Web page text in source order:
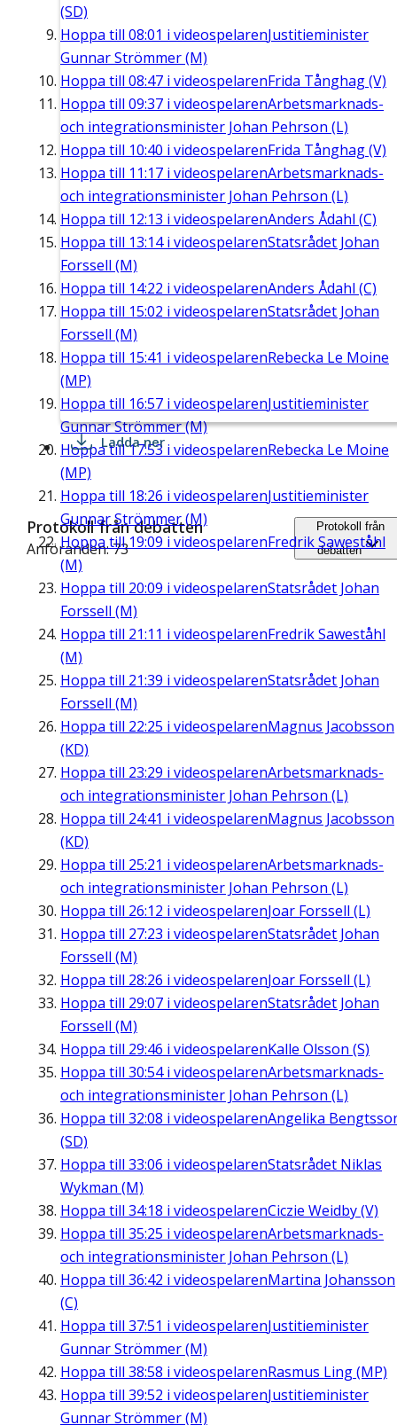
(SD)
Hoppa till 08:01 i videospelarenJustitieminister
Gunnar Strömmer (M)
Hoppa till 08:47 i videospelarenFrida Tånghag (V)
Hoppa till 09:37 i videospelarenArbetsmarknads-
och integrationsminister Johan Pehrson (L)
Hoppa till 10:40 i videospelarenFrida Tånghag (V)
Hoppa till 11:17 i videospelarenArbetsmarknads-
och integrationsminister Johan Pehrson (L)
Hoppa till 12:13 i videospelarenAnders Ådahl (C)
Hoppa till 13:14i videospelarenStatsrådet Johan
Forssell (M)
Hoppa till 14:22 i videospelarenAnders Ådahl (C)
Hoppa till 15:02 i videospelarenStatsrådet Johan
Forssell (M)
Hoppa till 15:41 i videospelarenRebecka Le Moine
(MP)
Hoppa till 16:57 i videospelarenJustitieminister
Gunnar Strömmer (M)
Hoppa till17:53 i videospelarenRebecka Le Moine
(MP)
Hoppa till 18:26 i videospelarenJustitieminister
Gunnar Strömmer (M)
Hoppa till19:09 i videospelarenFredrik Saweståhl
(M)
Hoppa till 20:09 i videospelarenStatsrådet Johan
Forssell (M)
Hoppa till 21:11 i videospelarenFredrik Saweståhl
(M)
Hoppa till 21:39 i videospelarenStatsrådet Johan
Forssell (M)
Hoppa till 22:25 i videospelarenMagnus Jacobsson
(KD)
Hoppa till 23:29 i videospelarenArbetsmarknads-
och integrationsminister Johan Pehrson (L)
Hoppa till 24:41 i videospelarenMagnus Jacobsson
(KD)
Hoppa till 25:21 i videospelarenArbetsmarknads-
och integrationsminister Johan Pehrson (L)
Hoppa till 26:12 i videospelarenJoar Forssell (L)
Hoppa till 27:23 i videospelarenStatsrådet Johan
Forssell (M)
Hoppa till 28:26 i videospelarenJoar Forssell (L)
Hoppa till 29:07 i videospelarenStatsrådet Johan
Forssell (M)
Hoppa till 29:46 i videospelarenKalle Olsson (S)
Hoppa till 30:54i videospelarenArbetsmarknads-
och integrationsminister Johan Pehrson (L)
Hoppa till 32:08 i videospelarenAngelika
(SD)
Hoppa till 33:06 i videospelarenStatsrådet Niklas
Wykman (M)
Hoppa till 34:18 i videospelarenCiczie Weidby (V)
Hoppa till 35:25 i videospelarenArbetsmarknads-
och integrationsminister Johan Pehrson (L)
Hoppa till 36:42 i videospelarenMartina Johansson
(C)
Hoppa till 37:51 i videospelarenJustitieminister
Gunnar Strömmer (M)
Hoppa till 38:58 i videospelarenRasmus Ling (MP)
Hoppa till 39:52 i videospelarenJustitieminister
Gunnar Strömmer (M)
Ladda ner
Protokoll från debatten
Anföranden: 73
Protokoll från
debatten